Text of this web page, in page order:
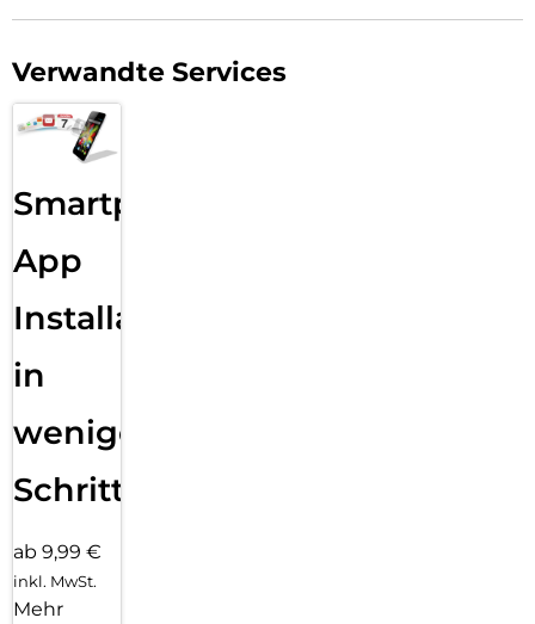
Verwandte Services
Smartphone
App
Installation
in
wenigen
Schritten
ab 9,99 €
inkl. MwSt.
Mehr